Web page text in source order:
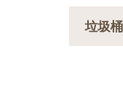
垃圾